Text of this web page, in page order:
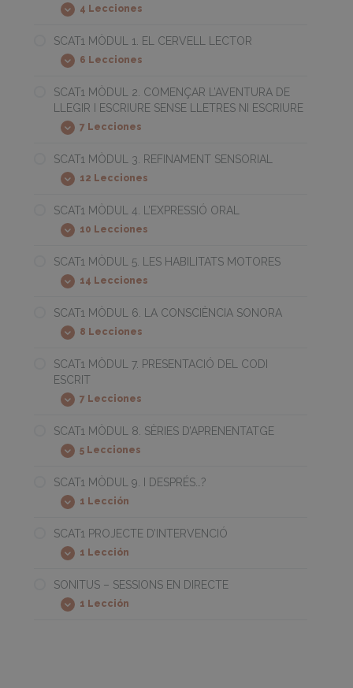
Expandir
SCAT1
i
4 Lecciones
SCAT1 MÒDUL 1. EL CERVELL LECTOR
Expandir
SCAT1
1.
CERVELL
LECTOR
6 Lecciones
SCAT1 MÒDUL 2. COMENÇAR L’AVENTURA DE
LLEGIR I ESCRIURE SENSE LLETRES NI ESCRIURE
Expandir
SCAT1
2.
L’AVENTURA
I
ESCRIURE
SENSE
NI
ESCRIURE
7 Lecciones
SCAT1 MÒDUL 3. REFINAMENT SENSORIAL
Expandir
SCAT1
3.
SENSORIAL
12 Lecciones
SCAT1 MÒDUL 4. L’EXPRESSIÓ ORAL
Expandir
SCAT1
4.
ORAL
10 Lecciones
SCAT1 MÒDUL 5. LES HABILITATS MOTORES
Expandir
SCAT1
5.
HABILITATS
14 Lecciones
SCAT1 MÒDUL 6. LA CONSCIÈNCIA SONORA
Expandir
SCAT1
6.
CONSCIÈNCIA
SONORA
8 Lecciones
SCAT1 MÒDUL 7. PRESENTACIÓ DEL CODI
ESCRIT
Expandir
SCAT1
7.
DEL
7 Lecciones
SCAT1 MÒDUL 8. SÈRIES D’APRENENTATGE
Expandir
SCAT1
8.
D’APRENENTATGE
5 Lecciones
SCAT1 MÒDUL 9. I DESPRÉS…?
Expandir
SCAT1
9.
DESPRÉS…?
1 Lección
SCAT1 PROJECTE D’INTERVENCIÓ
Expandir
SCAT1
D’INTERVENCIÓ
1 Lección
SONITUS – SESSIONS EN DIRECTE
Expandir
SONITUS
1 Lección